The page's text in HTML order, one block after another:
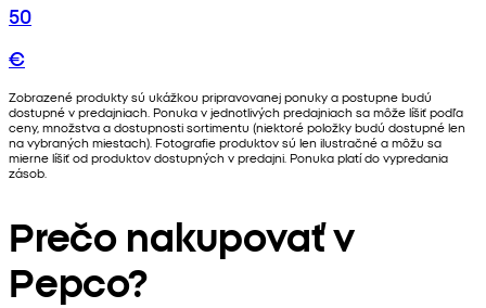
50
€
Zobrazené produkty sú ukážkou pripravovanej ponuky a postupne budú
dostupné v predajniach. Ponuka v jednotlivých predajniach sa môže líšiť podľa
ceny, množstva a dostupnosti sortimentu (niektoré položky budú dostupné len
na vybraných miestach). Fotografie produktov sú len ilustračné a môžu sa
mierne líšiť od produktov dostupných v predajni. Ponuka platí do vypredania
zásob.
Prečo nakupovať v
Pepco?